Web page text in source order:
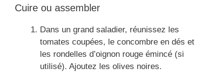
Cuire ou assembler
Dans un grand saladier, réunissez les
tomates coupées, le concombre en dés et
les rondelles d’oignon rouge émincé (si
utilisé). Ajoutez les olives noires.